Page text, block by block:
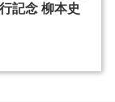
記念 柳本史